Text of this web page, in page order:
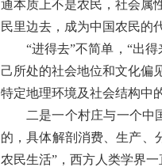
通本质上不是农民，社会属
民里边去，成为中国农民的
“进得去”不简单，“出
己所处的社会地位和文化偏
特定地理环境及社会结构中
二是一个村庄与一个中
的，具体解剖消费、生产、
农民生活”，西方人类学界